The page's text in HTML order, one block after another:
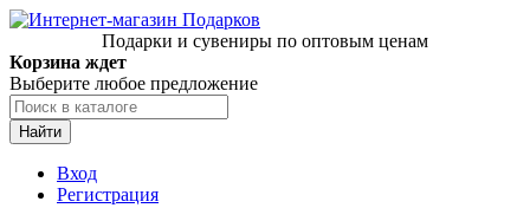
Подарки и сувениры по оптовым ценам
Корзина ждет
Выберите любое предложение
Найти
Вход
Регистрация